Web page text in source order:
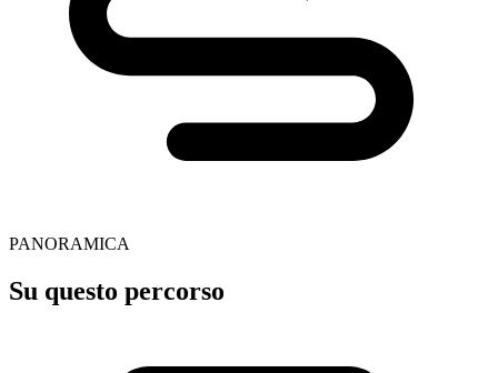
PANORAMICA
Su questo percorso